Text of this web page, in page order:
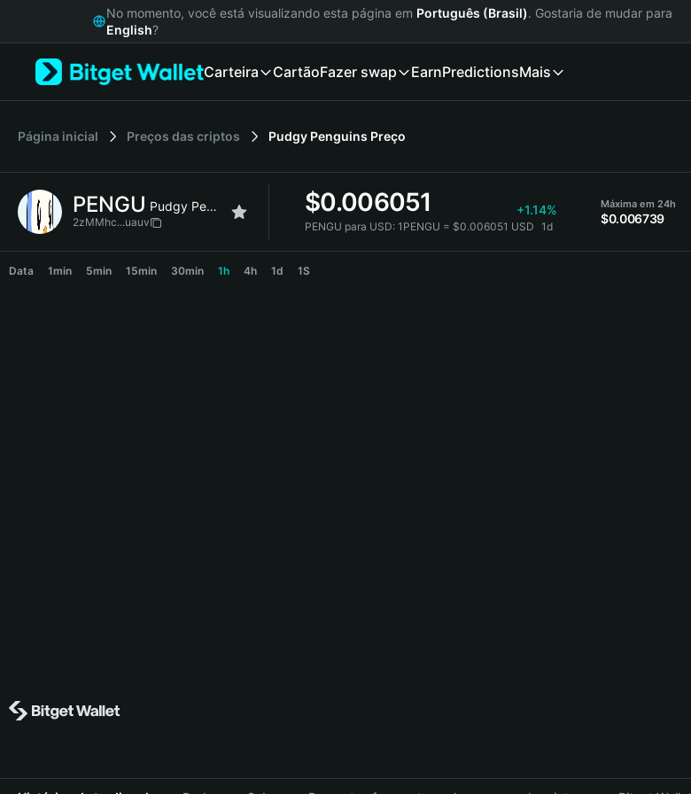
Русский
Italiano
简体中文
繁體中文
Bahasa Indonesia
No momento, você está visualizando esta página em Português (Brasil). Gostaria de mudar para
English?
Carteira CartãoFazer swap EarnPredictionsMais
Página inicial Preços das criptos Pudgy Penguins Preço
PENGU Pudgy Penguins
2zMMhc...uauv
$0.006051 +1.14%
PENGU para USD: 1PENGU = $0.006051 USD 1d
Máxima em 24h
$0.006739
Data 1min 5min 15min 30min 1h 4h 1d 1S